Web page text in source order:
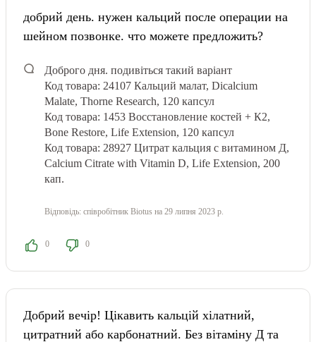
добрий день. нужен кальций после операции на
шейном позвонке. что можете предложить?
Доброго дня. подивіться такий варіант
Код товара: 24107 Кальций малат, Dicalcium
Malate, Thorne Research, 120 капсул
Код товара: 1453 Восстановление костей + К2,
Bone Restore, Life Extension, 120 капсул
Код товара: 28927 Цитрат кальция с витамином Д,
Calcium Citrate with Vitamin D, Life Extension, 200
кап.
Відповідь: співробітник Biotus на 29 липня 2023 р.
0 0
Добрий вечір! Цікавить кальцій хілатний,
цитратний або карбонатний. Без вітаміну Д та